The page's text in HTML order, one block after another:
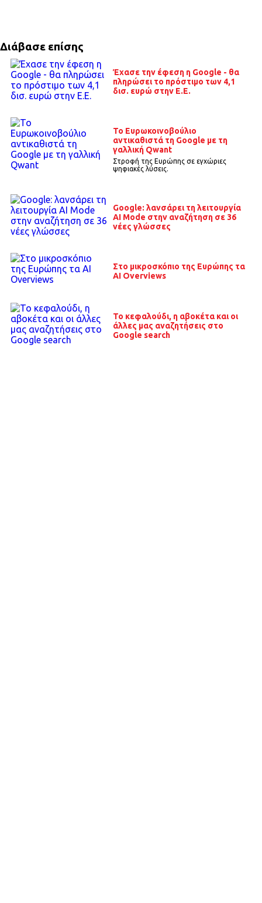
Διάβασε επίσης
Έχασε την έφεση η Google - θα
πληρώσει το πρόστιμο των 4,1
δισ. ευρώ στην Ε.Ε.
Το Ευρωκοινοβούλιο
αντικαθιστά τη Google με τη
γαλλική Qwant
Στροφή της Ευρώπης σε εγχώριες
ψηφιακές λύσεις.
Google: λανσάρει τη λειτουργία
ΑΙ Mode στην αναζήτηση σε 36
νέες γλώσσες
Στο μικροσκόπιο της Ευρώπης τα
ΑΙ Overviews
Το κεφαλούδι, η αβοκέτα και οι
άλλες μας αναζητήσεις στο
Google search